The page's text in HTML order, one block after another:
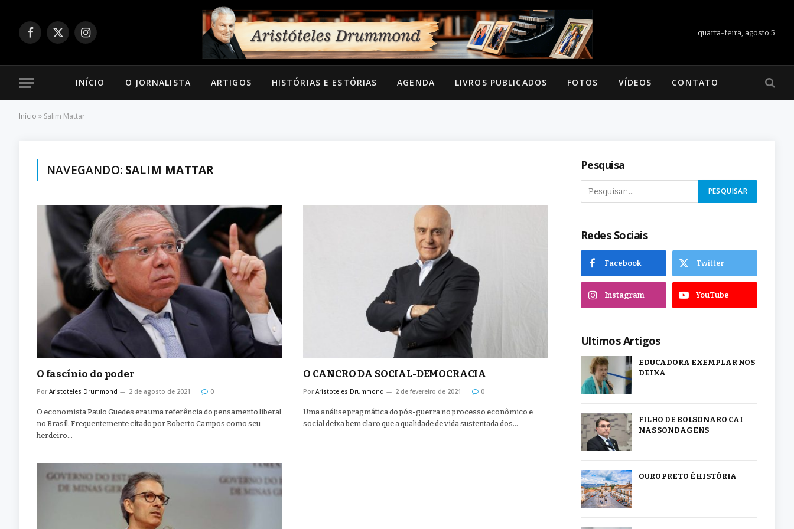
Facebook
X
Instagram
quarta-feira, agosto 5
INÍCIO O JORNALISTA ARTIGOS HISTÓRIAS E ESTÓRIAS AGENDA LIVROS PUBLICADOS FOTOS VÍDEOS CONTATO
Início » Salim Mattar
NAVEGANDO: SALIM MATTAR
O fascínio do poder
Por Aristoteles Drummond 2 de agosto de 2021 0
O economista Paulo Guedes era uma referência do pensamento liberal
no Brasil. Frequentemente citado por Roberto Campos como seu
herdeiro…
O CANCRO DA SOCIAL-DEMOCRACIA
Por Aristoteles Drummond 2 de fevereiro de 2021 0
Uma análise pragmática do pós-guerra no processo econômico e
social deixa bem claro que a qualidade de vida sustentada dos…
Pesquisa
Redes Sociais
Facebook Twitter
Instagram YouTube
Ultimos Artigos
EDUCADORA EXEMPLAR NOS
DEIXA
FILHO DE BOLSONARO CAI
NAS SONDAGENS
OURO PRETO É HISTÓRIA